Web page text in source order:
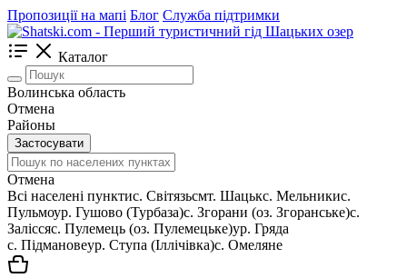
Пропозиції на мапі Блог Служба підтримки
Каталог
Волинська область
Отмена
Районы
Застосувати
Отмена
Всі населені пунктиc. Світязьсмт. Шацькс. Мельникис.
Пульмоур. Гушово (Турбаза)с. Згорани (оз. Згоранське)с.
Заліссяс. Пулемець (оз. Пулемецьке)ур. Гряда
с. Підмановеур. Ступа (Іллічівка)с. Омеляне